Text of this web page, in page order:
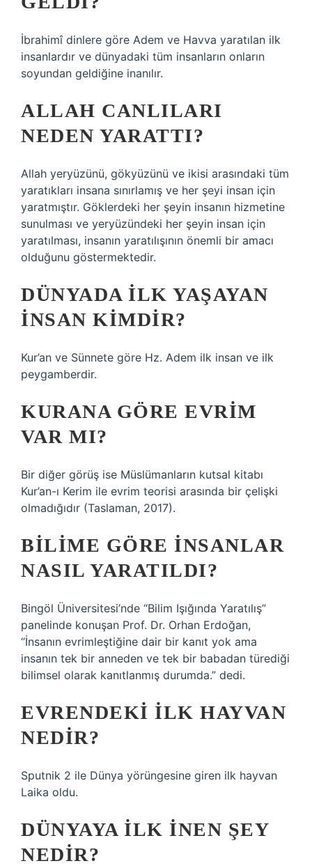
İbrahimî dinlere göre Adem ve Havva yaratılan ilk
insanlardır ve dünyadaki tüm insanların onların
soyundan geldiğine inanılır.
ALLAH CANLILARI
NEDEN YARATTI?
Allah yeryüzünü, gökyüzünü ve ikisi arasındaki tüm
yaratıkları insana sınırlamış ve her şeyi insan için
yaratmıştır. Göklerdeki her şeyin insanın hizmetine
sunulması ve yeryüzündeki her şeyin insan için
yaratılması, insanın yaratılışının önemli bir amacı
olduğunu göstermektedir.
DÜNYADA ILK YAŞAYAN
INSAN KIMDIR?
Kur’an ve Sünnete göre Hz. Adem ilk insan ve ilk
peygamberdir.
KURANA GÖRE EVRIM
VAR MI?
Bir diğer görüş ise Müslümanların kutsal kitabı
Kur’an-ı Kerim ile evrim teorisi arasında bir çelişki
olmadığıdır (Taslaman, 2017).
BILIME GÖRE INSANLAR
NASIL YARATILDI?
Bingöl Üniversitesi’nde “Bilim Işığında Yaratılış”
panelinde konuşan Prof. Dr. Orhan Erdoğan,
“İnsanın evrimleştiğine dair bir kanıt yok ama
insanın tek bir anneden ve tek bir babadan türediği
bilimsel olarak kanıtlanmış durumda.” dedi.
EVRENDEKI ILK HAYVAN
NEDIR?
Sputnik 2 ile Dünya yörüngesine giren ilk hayvan
Laika oldu.
DÜNYAYA ILK INEN ŞEY
NEDIR?